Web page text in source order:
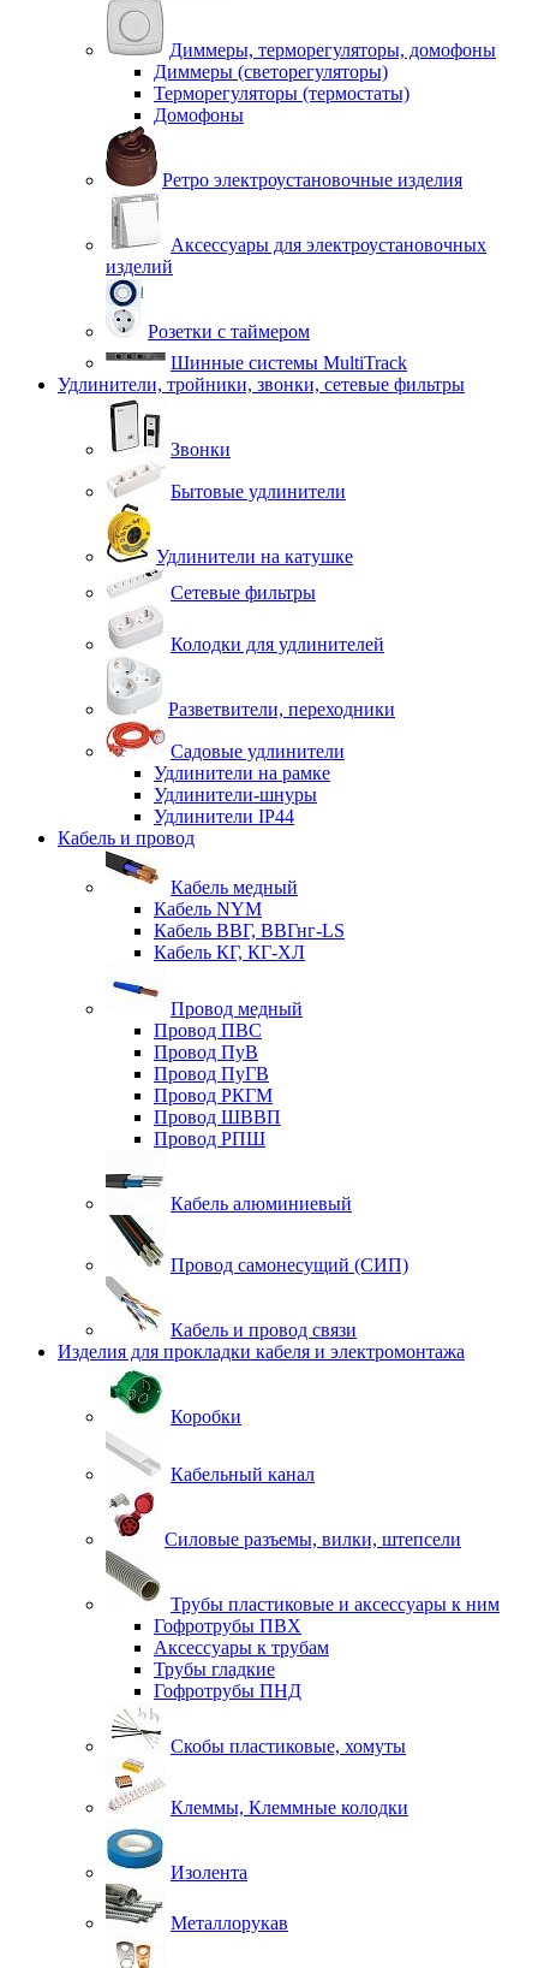
Диммеры, терморегуляторы, домофоны
Диммеры (светорегуляторы)
Терморегуляторы (термостаты)
Домофоны
Ретро электроустановочные изделия
Аксессуары для электроустановочных
изделий
Розетки с таймером
Шинные системы MultiTrack
Удлинители, тройники, звонки, сетевые фильтры
Звонки
Бытовые удлинители
Удлинители на катушке
Сетевые фильтры
Колодки для удлинителей
Разветвители, переходники
Садовые удлинители
Удлинители на рамке
Удлинители-шнуры
Удлинители IP44
Кабель и провод
Кабель медный
Кабель NYM
Кабель ВВГ, ВВГнг-LS
Кабель КГ, КГ-ХЛ
Провод медный
Провод ПВС
Провод ПуВ
Провод ПуГВ
Провод РКГМ
Провод ШВВП
Провод РПШ
Кабель алюминиевый
Провод самонесущий (СИП)
Кабель и провод связи
Изделия для прокладки кабеля и электромонтажа
Коробки
Кабельный канал
Силовые разъемы, вилки, штепсели
Трубы пластиковые и аксессуары к ним
Гофротрубы ПВХ
Аксессуары к трубам
Трубы гладкие
Гофротрубы ПНД
Скобы пластиковые, хомуты
Клеммы, Клеммные колодки
Изолента
Металлорукав